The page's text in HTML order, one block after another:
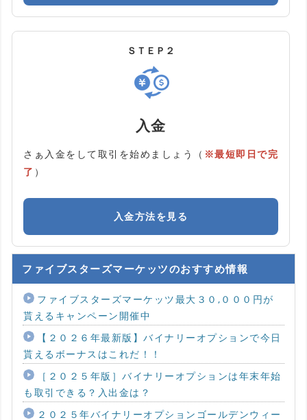
ＳＴＥＰ２
入金
さぁ入金をして取引を始めましょう（ ※最短即日で完
了 ）
入金方法を見る
ファイブスターズマーケッツのおすすめ情報
ファイブスターズマーケッツ最大３０,０００円が
貰えるキャンペーン開催中
【２０２６年最新版】バイナリーオプションで今日
貰えるボーナスはこれだ！！
［２０２５年版］バイナリーオプションは年末年始
も取引できる？入出金は？
２０２５年バイナリーオプションゴールデンウィー